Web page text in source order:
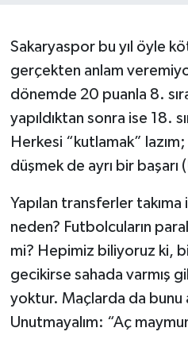
Sakaryaspor bu yıl öyle
gerçekten anlam
dönemde 20 puanla 8.
yapıldıktan sonra ise 18.
Herkesi “kutlamak”
düşmek de ayrı bir başarı
Yapılan transferler takıma
neden? Futbolcuların
mi? Hepimiz biliyoruz ki,
gecikirse sahada varmış
yoktur. Maçlarda da bunu
Unutmayalım: “Aç